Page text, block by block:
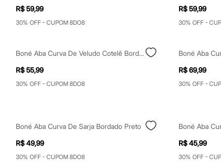
Leggings
Tops
Cintas e Modeladores
Pijamas
Sutiãs e Tops
Moda praia
Personagens
Plus size
Blusas e Camisetas
Calças
Casacos e Jaquetas
R$ 59,99
30% OFF - CUPOM 8DO8
R$ 59,99
30% OFF -
Boné Aba Curva De Veludo Cotelê Bordado Azul
R$ 55,99
30% OFF - CUPOM 8DO8
R$ 69,99
30% OFF -
Boné Aba Curva De Sarja Bordado Preto
R$ 49,99
30% OFF - CUPOM 8DO8
Boné Aba
R$ 45,99
30% OFF -